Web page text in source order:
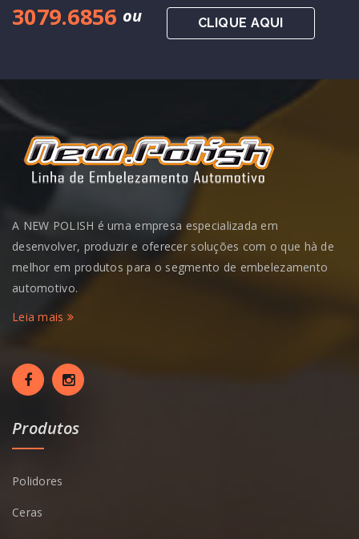
3079.6856 ou CLIQUE AQUI
A NEW POLISH é uma empresa especializada em
desenvolver, produzir e oferecer soluções com o que hà de
melhor em produtos para o segmento de embelezamento
automotivo.
Leia mais
Produtos
Polidores
Ceras